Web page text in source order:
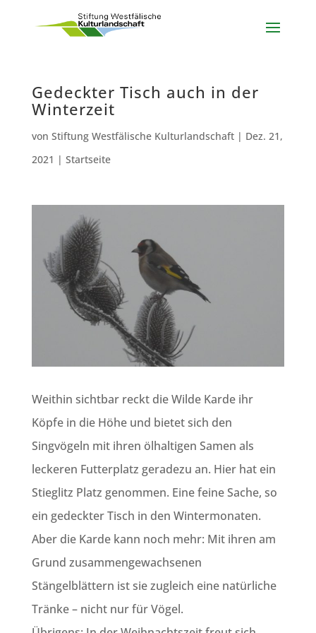
Gedeckter Tisch auch in der
Winterzeit
von Stiftung Westfälische Kulturlandschaft| Dez. 21,
2021 | Startseite
Weithin sichtbar reckt die Wilde Karde ihr
Köpfe in die Höhe und bietet sich den
Singvögeln mit ihren ölhaltigen Samen als
leckeren Futterplatz geradezu an. Hier hat ein
Stieglitz Platz genommen. Eine feine Sache, so
ein gedeckter Tisch in den Wintermonaten.
Aber die Karde kann noch mehr: Mit ihren am
Grund zusammengewachsenen
Stängelblättern ist sie zugleich eine natürliche
Tränke – nicht nur für Vögel.